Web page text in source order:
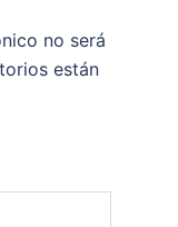
no será
están